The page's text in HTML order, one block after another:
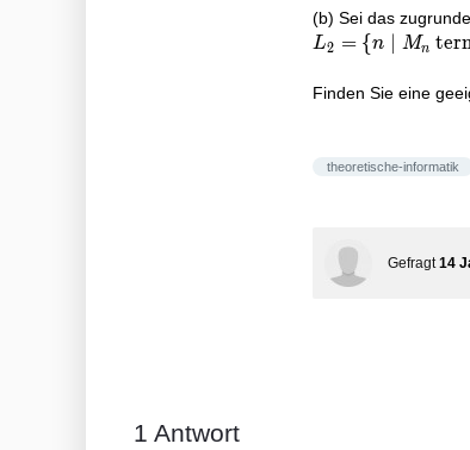
unendlich
viele
Eingaben
}\right\} .
(b) Sei das
L_{2}=\left\
M_{n} \text
love-Inf3,
L2 = {n Mn
Finden Sie eine
theoretische-informatik
Gefragt 14
1 Antwort